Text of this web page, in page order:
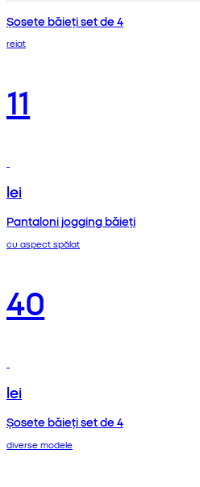
Șosete băieți set de 4
reiat
11
lei
Pantaloni jogging băieți
cu aspect spălat
40
lei
Șosete băieți set de 4
diverse modele